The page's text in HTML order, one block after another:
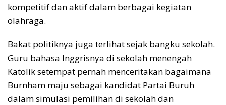
kompetitif dan aktif dalam berbagai kegiatan
olahraga.
Bakat politiknya juga terlihat sejak bangku sekolah.
Guru bahasa Inggrisnya di sekolah menengah
Katolik setempat pernah menceritakan bagaimana
Burnham maju sebagai kandidat Partai Buruh
dalam simulasi pemilihan di sekolah dan